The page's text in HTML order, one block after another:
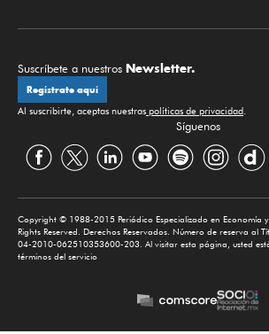
Suscríbete a nuestros Newsletter.
Regístrate aquí
Al suscribirte, aceptas nuestras políticas de privacidad
Síguenos
Copyright © 1988-2015 Periódico Especializado en Economía y
Rights Reserved. Derechos Reservados. Número de reserva al
04-2010-062510353600-203. Al visitar esta página, usted
términos del servicio